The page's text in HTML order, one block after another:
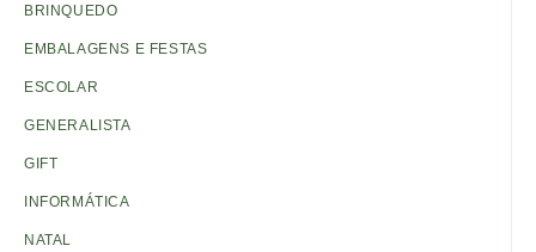
BRINQUEDO
EMBALAGENS E FESTAS
ESCOLAR
GENERALISTA
GIFT
INFORMÁTICA
NATAL